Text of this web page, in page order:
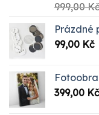
999,00
Prázdné
99,00 Kč
399,00 Kč